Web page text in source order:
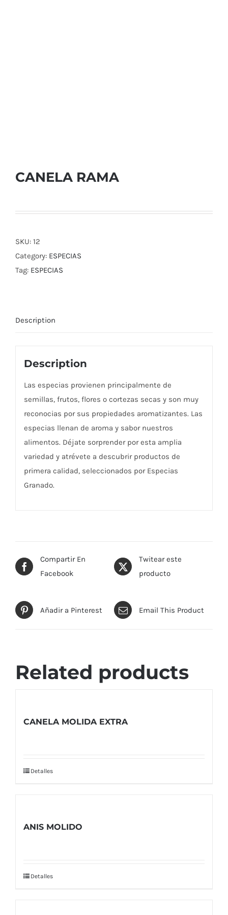
CANELA RAMA
SKU: 12
Category: ESPECIAS
Tag: ESPECIAS
Description
Description
Las especias provienen principalmente de
semillas, frutos, flores o cortezas secas y son muy
reconocias por sus propiedades aromatizantes. Las
especias llenan de aroma y sabor nuestros
alimentos. Déjate sorprender por esta amplia
variedad y atrévete a descubrir productos de
primera calidad, seleccionados por Especias
Granado.
Compartir En
Facebook
Twitear este
producto
Añadir a Pinterest Email This Product
Related products
CANELA MOLIDA EXTRA
Detalles
ANIS MOLIDO
Detalles